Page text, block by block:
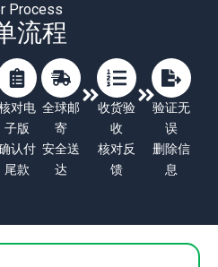
Process
流程
对电
子版
认付
尾款
全球邮
寄
安全送
达
收货验
收
核对反
馈
验证无
误
删除信
息